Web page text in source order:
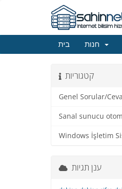
בית
קטגוריות
Genel Sorular/
Windows İşletim
ענן תגיות